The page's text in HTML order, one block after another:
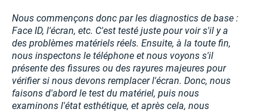
Nous commençons donc par les diagnostics de base :
Face ID, l'écran, etc. C'est testé juste pour voir s'il y a
des problèmes matériels réels. Ensuite, à la toute fin,
nous inspectons le téléphone et nous voyons s'il
présente des fissures ou des rayures majeures pour
vérifier si nous devons remplacer l'écran. Donc, nous
faisons d'abord le test du matériel, puis nous
examinons l'état esthétique, et après cela, nous